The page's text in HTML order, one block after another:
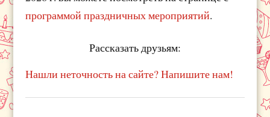
программой праздничных мероприятий.
Рассказать друзьям:
Нашли неточность на сайте? Напишите нам!